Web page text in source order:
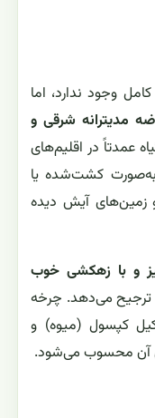
وجود ندارد، اما
مدیترانه شرقی و
عمدتاً در اقلیم‌های
کشت‌شده یا
زمین‌های آیش دیده
و با زهکشی خوب
ترجیح می‌دهد. چرخه
کپسول (میوه) و
آن محسوب می‌شود.